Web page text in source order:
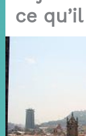
ce